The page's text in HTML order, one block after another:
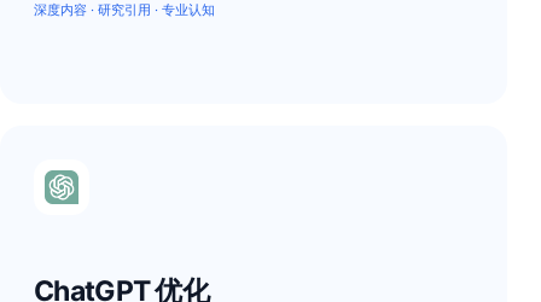
深度内容 · 研究引用 · 专业认知
ChatGPT 优化